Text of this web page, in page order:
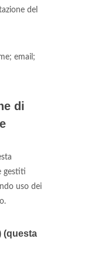
del
email;
di
gestiti
uso dei
(questa